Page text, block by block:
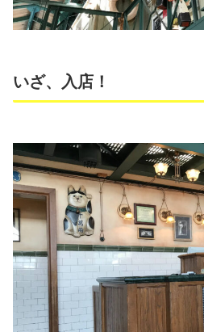
いざ、入店！